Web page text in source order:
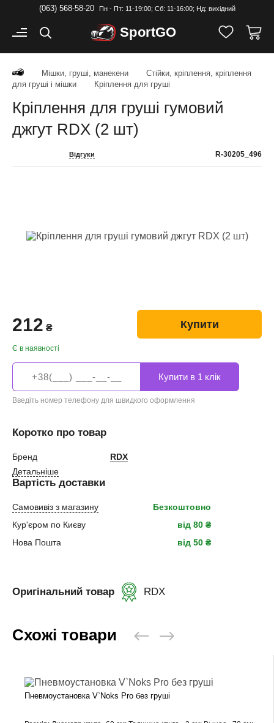
(063) 568-58-20 Пн - Пт: 11-19:00; Cб: 11-16:00; Нд: вихідний
SportGO
Мішки, груші, манекени
Стійки, кріплення, кріплення
для груші і мішки
Кріплення для груші
Кріплення для груші гумовий
джгут RDX (2 шт)
Відгуки R-30205_496
212 ₴
Є в наявності
Купити
Введіть номер телефону для швидкого оформлення
Коротко про товар
Бренд
RDX
Детальніше
Вартість доставки
Самовивіз з магазину
Безкоштовно
Кур'єром по Києву
від 80 ₴
Нова Пошта
від 50 ₴
Оригінальний товар RDX
Схожі товари
Пневмоустановка V`Noks Pro без груші